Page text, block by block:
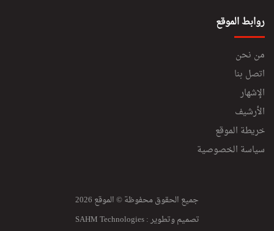
روابط الموقع
من نحن
اتصل بنا
الإشهار
الأرشيف
خريطة الموقع
سياسة الخصوصية
جميع الحقوق محفوظة © الموقع 2026
تصميم وتطوير :SAHM Technologies